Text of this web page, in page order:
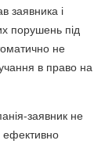
заявника і
порушень під
не
в право на
заявник не